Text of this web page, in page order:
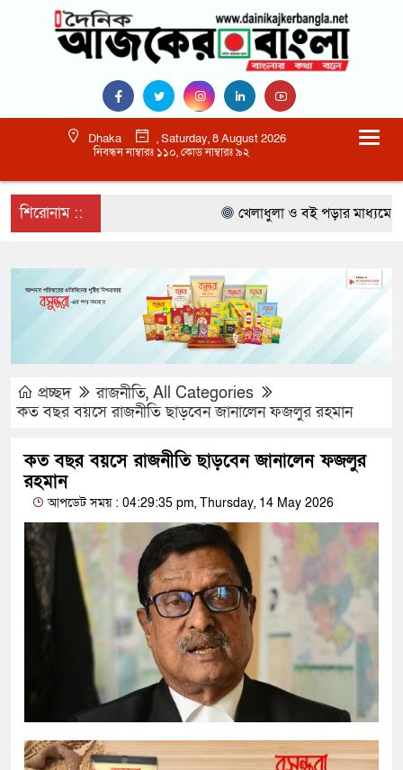
Dhaka
, Saturday, 8 August 2026
নিবন্ধন নাম্বারঃ ১১০, কোড নাম্বারঃ ৯২
শিরোনাম :: খেলাধুলা ও বই পড়ার মাধ্যমে
প্রচ্ছদ রাজনীতি, All Categories
কত বছর বয়সে রাজনীতি ছাড়বেন জানালেন ফজলুর রহমান
কত বছর বয়সে রাজনীতি ছাড়বেন জানালেন ফজলুর
রহমান
আপডেট সময় : 04:29:35 pm, Thursday, 14 May 2026